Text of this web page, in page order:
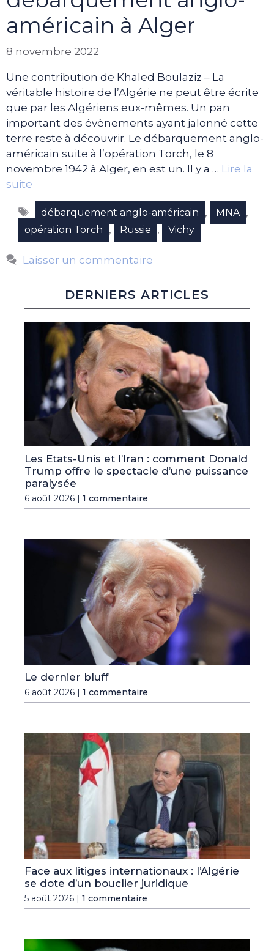
américain à Alger
8 novembre 2022
Une contribution de Khaled Boulaziz – La
véritable histoire de l’Algérie ne peut être écrite
que par les Algériens eux-mêmes. Un pan
important des évènements ayant jalonné cette
terre reste à découvrir. Le débarquement anglo-
américain suite à l’opération Torch, le 8
novembre 1942 à Alger, en est un. Il y a … Lire la
suite
Étiquettes
débarquement anglo-américain , MNA ,
opération Torch , Russie , Vichy
Laisser un commentaire
DERNIERS ARTICLES
Les Etats-Unis et l’Iran : comment Donald
Trump offre le spectacle d’une puissance
paralysée
6 août 2026 | 1 commentaire
Le dernier bluff
6 août 2026 | 1 commentaire
Face aux litiges internationaux : l’Algérie
se dote d’un bouclier juridique
5 août 2026 | 1 commentaire